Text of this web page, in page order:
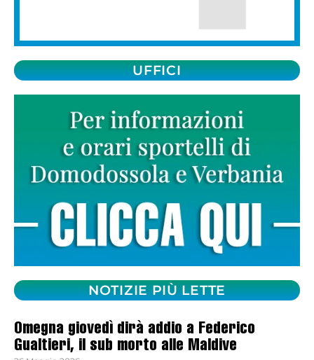
UFFICI
NOTIZIE PIÙ LETTE
Omegna giovedì dirà addio a Federico
Gualtieri, il sub morto alle Maldive